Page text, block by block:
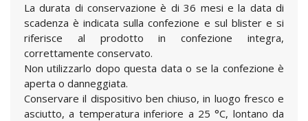
La durata di conservazione è di 36 mesi e la data di
scadenza è indicata sulla confezione e sul blister e si
riferisce al prodotto in confezione integra,
correttamente conservato.
Non utilizzarlo dopo questa data o se la confezione è
aperta o danneggiata.
Conservare il dispositivo ben chiuso, in luogo fresco e
asciutto, a temperatura inferiore a 25 °C, lontano da